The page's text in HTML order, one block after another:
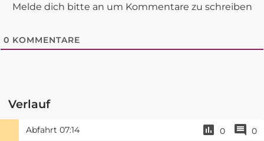
Melde dich bitte an um Kommentare zu schreiben
0 KOMMENTARE
Verlauf
Abfahrt 07:14 0 0